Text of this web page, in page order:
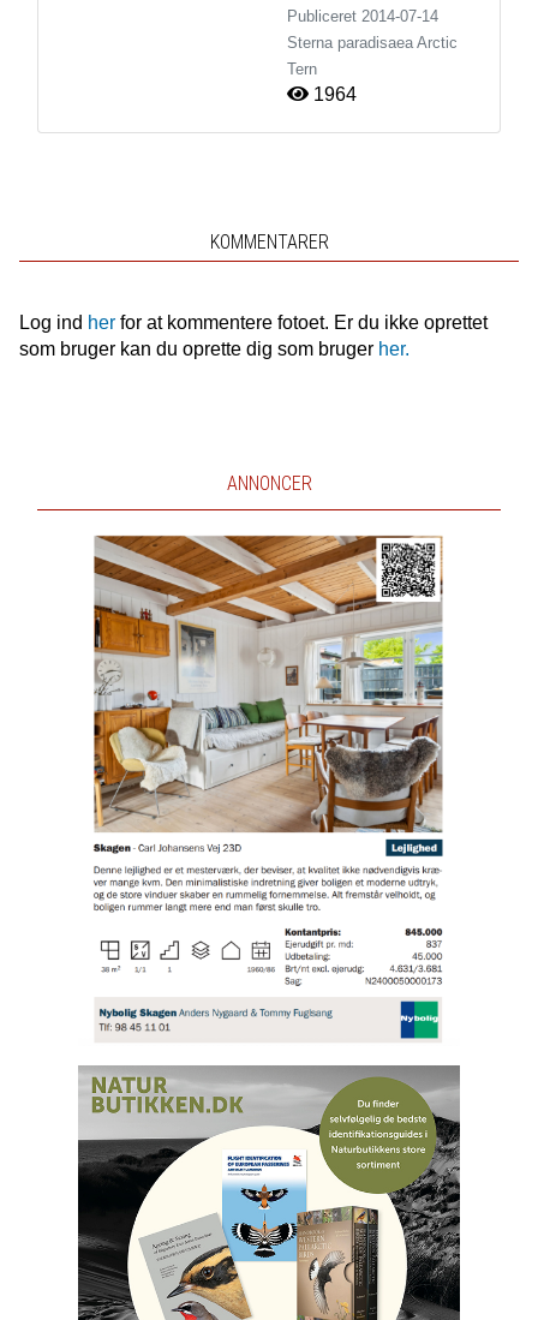
Publiceret 2014-07-14
Sterna paradisaea Arctic
Tern
1964
KOMMENTARER
Log ind herfor at kommentere fotoet. Er du ikke oprettet
som bruger kan du oprette dig som bruger her.
ANNONCER